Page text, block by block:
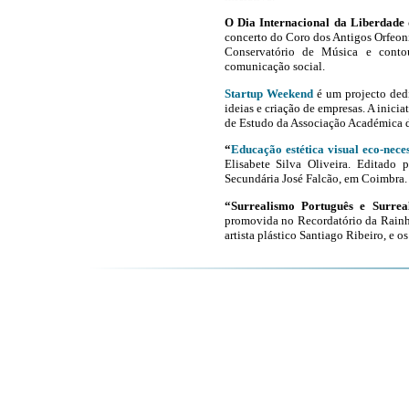
O Dia Internacional da Liberdade
concerto do Coro dos Antigos
Conservatório de Música e
comunicação social.
Startup Weekendé um projecto
ideias e criação de empresas. A
de Estudo da Associação Académica
“Educação estética visual eco-
Elisabete Silva Oliveira.Editado
Secundária José Falcão, em Coimbra.
“Surrealismo Português e
promovida no Recordatório da
artista plástico Santiago Ribeiro, e